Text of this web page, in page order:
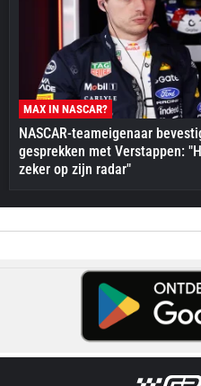
MAX IN NASCAR?
NASCAR-teameigenaar
gesprekken met Verstappen:
zeker op zijn radar"